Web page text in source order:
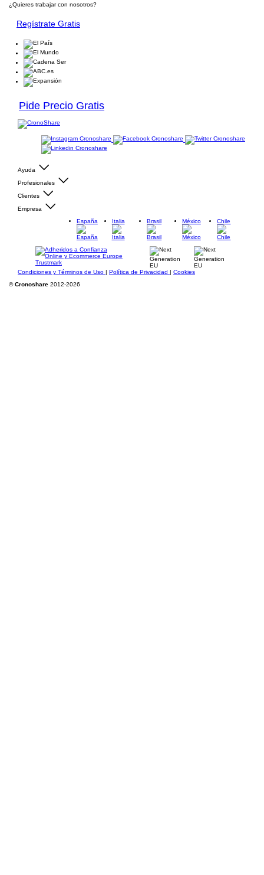
¿Quieres trabajar con nosotros?
Regístrate Gratis
Pide Precio Gratis
Ayuda
Profesionales
Clientes
Empresa
España
Italia Brasil México Chile
Condiciones y Términos de Uso | Política de Privacidad | Cookies
©Cronoshare 2012-2026